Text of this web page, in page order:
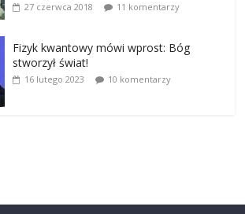
27 czerwca 2018 11 komentarzy
Fizyk kwantowy mówi wprost: Bóg
stworzył świat!
16 lutego 2023 10 komentarzy